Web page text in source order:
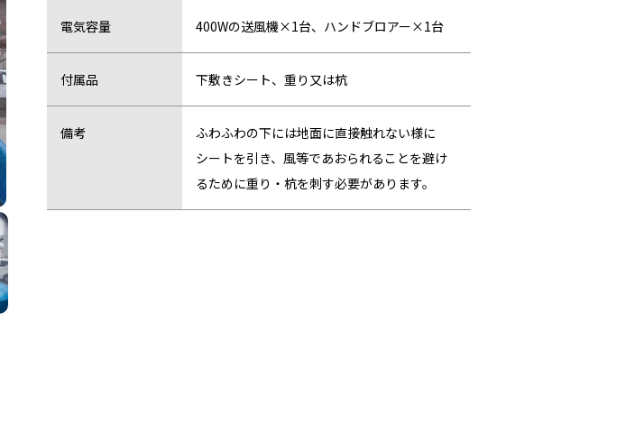
電気容量 400Wの送風機×1台、ハンドブロアー×1台
付属品 下敷きシート、重り又は杭
備考
ふわふわの下には地面に直接触れない様に
シートを引き、風等であおられることを避け
るために重り・杭を刺す必要があります。